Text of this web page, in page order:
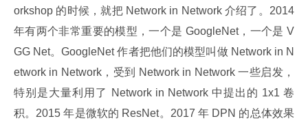
orkshop 的时候，就把 Network in Network 介绍了。2014
年有两个非常重要的模型，一个是 GoogleNet，一个是 V
GG Net。GoogleNet 作者把他们的模型叫做 Network in N
etwork in Network，受到 Network in Network 一些启发，
特别是大量利用了 Network in Network 中提出的 1x1 卷
积。2015 年是微软的 ResNet。2017 年 DPN 的总体效果